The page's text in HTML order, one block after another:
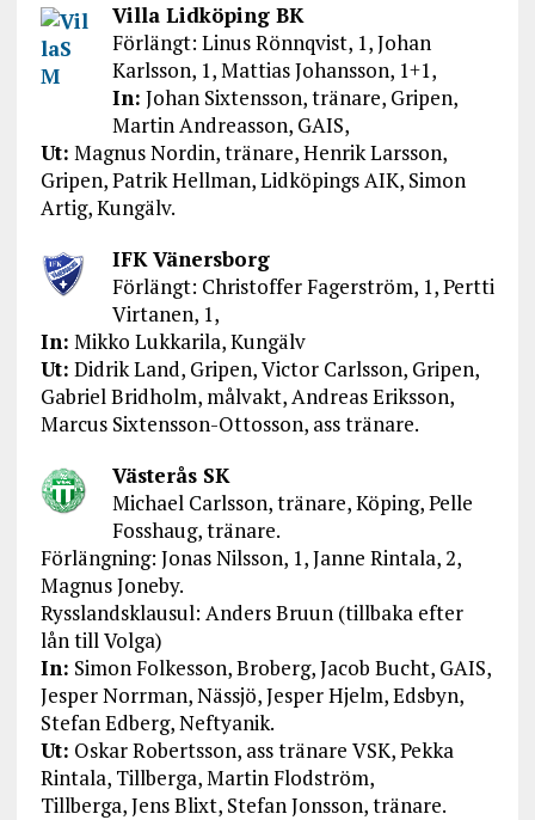
Villa Lidköping BK
Förlängt: Linus Rönnqvist, 1, Johan
Karlsson, 1, Mattias Johansson, 1+1,
In: Johan Sixtensson, tränare, Gripen,
Martin Andreasson, GAIS,
Ut: Magnus Nordin, tränare, Henrik Larsson,
Gripen, Patrik Hellman, Lidköpings AIK, Simon
Artig, Kungälv.
IFK Vänersborg
Förlängt: Christoffer Fagerström, 1, Pertti
Virtanen, 1,
In: Mikko Lukkarila, Kungälv
Ut: Didrik Land, Gripen, Victor Carlsson, Gripen,
Gabriel Bridholm, målvakt, Andreas Eriksson,
Marcus Sixtensson-Ottosson, ass tränare.
Västerås SK
Michael Carlsson, tränare, Köping, Pelle
Fosshaug, tränare.
Förlängning: Jonas Nilsson, 1, Janne Rintala, 2,
Magnus Joneby.
Rysslandsklausul: Anders Bruun (tillbaka efter
lån till Volga)
In: Simon Folkesson, Broberg, Jacob Bucht, GAIS,
Jesper Norrman, Nässjö, Jesper Hjelm, Edsbyn,
Stefan Edberg, Neftyanik.
Ut: Oskar Robertsson, ass tränare VSK, Pekka
Rintala, Tillberga, Martin Flodström,
Tillberga, Jens Blixt, Stefan Jonsson, tränare.